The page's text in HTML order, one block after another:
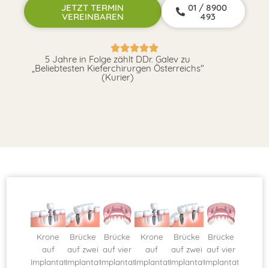
JETZT TERMIN
VEREINBAREN
01 / 8900
493
5 Jahre in Folge zählt DDr. Galev zu
„Beliebtesten Kieferchirurgen Österreichs"
(Kurier)
Krone
auf
Implantat
Brücke
auf zwei
Implantaten
Brücke
auf vier
Implantaten
Krone
auf
Implantat
Brücke
auf zwei
Implantaten
Brücke
auf vier
Implantaten